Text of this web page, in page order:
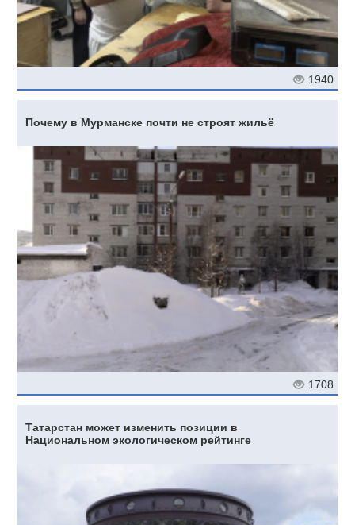
1940
Почему в Мурманске почти не строят жильё
1708
Татарстан может изменить позиции в
Национальном экологическом рейтинге